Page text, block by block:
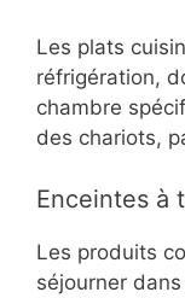
Les plats
réfrigération,
chambre
des chariots,
Enceintes à
Les produits
séjourner